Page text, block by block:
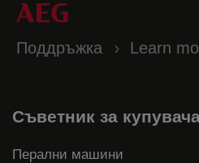
Поддръжка Learn
Съветник за
Перални машини